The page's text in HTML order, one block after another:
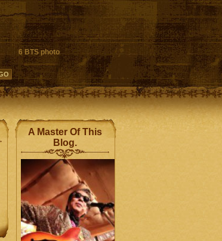
6 BTS photo
A Master Of This
Blog.